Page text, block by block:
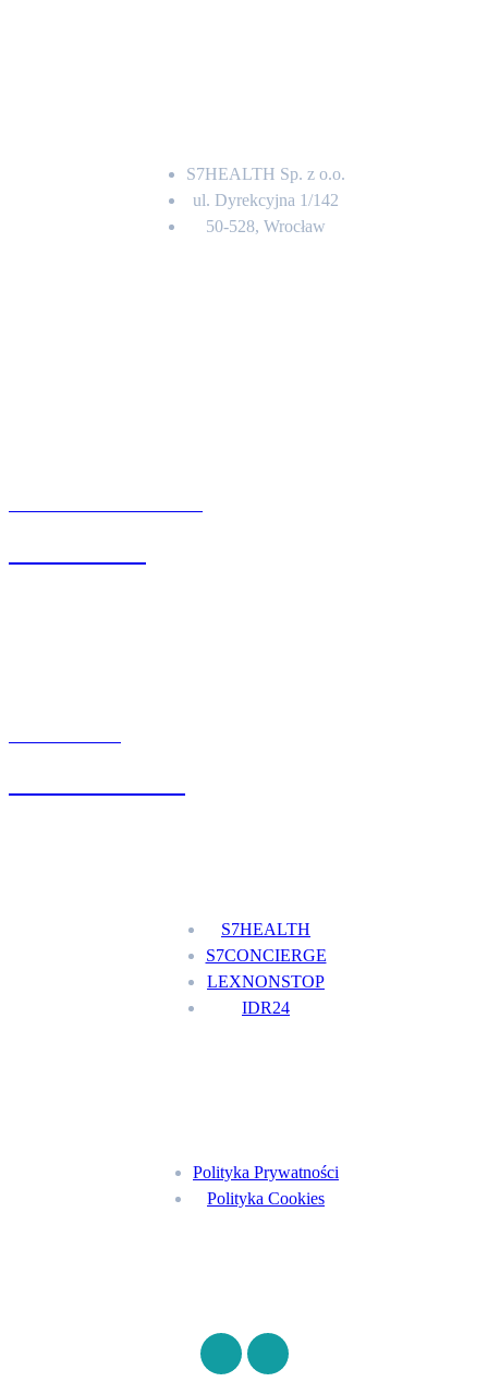
S7HEALTH Sp. z o.o.
ul. Dyrekcyjna 1/142
50-528, Wrocław
S7HEALTH
S7CONCIERGE
LEXNONSTOP
IDR24
Polityka Prywatności
Polityka Cookies